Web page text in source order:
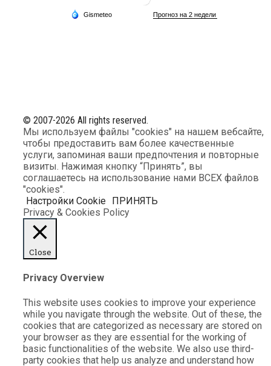
© 2007-2026 All rights reserved.
Мы используем файлы "cookies" на нашем вебсайте,
чтобы предоставить вам более качественные
услуги, запоминая ваши предпочтения и повторные
визиты. Нажимая кнопку “Принять”, вы
соглашаетесь на использование нами ВСЕХ файлов
"cookies".
Настройки Cookie
ПРИНЯТЬ
Privacy & Cookies Policy
Close
Privacy Overview
This website uses cookies to improve your experience
while you navigate through the website. Out of these, the
cookies that are categorized as necessary are stored on
your browser as they are essential for the working of
basic functionalities of the website. We also use third-
party cookies that help us analyze and understand how